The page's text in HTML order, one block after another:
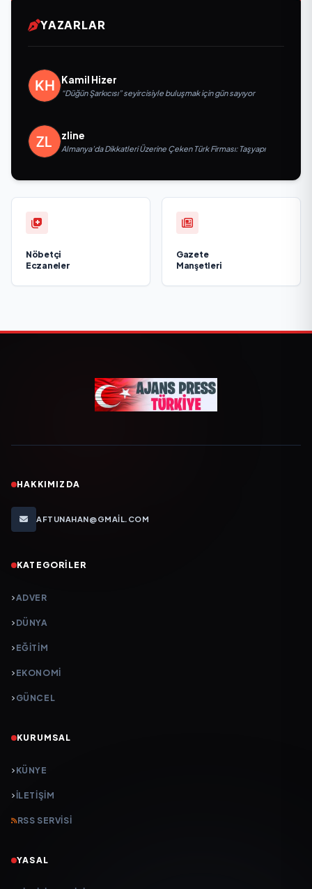
YAZARLAR
Kamil Hizer
“Düğün Şarkıcısı” seyircisiyle buluşmak için gün sayıyor
zline
Almanya’da Dikkatleri Üzerine Çeken Türk Firması: Taşyapı
Nöbetçi
Eczaneler
Gazete
Manşetleri
HAKKIMIZDA
AFTUNAHAN@GMAIL.COM
KATEGORILER
ADVER
DÜNYA
EĞİTİM
EKONOMİ
GÜNCEL
KURUMSAL
KÜNYE
İLETIŞIM
RSS SERVISI
YASAL